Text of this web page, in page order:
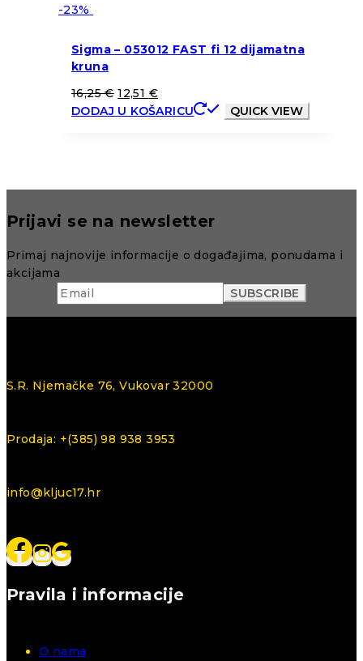
-23%
Sigma – 053012 FAST fi 12 dijamatna
kruna
16,25€ 12,51 €
DODAJ U KOŠARICU
QUICK VIEW
Prijavi se na newsletter
Primaj najnovije informacije o događajima, ponudama i
akcijama
S.R. Njemačke 76, Vukovar 32000
Prodaja: +(385) 98 938 3953
info@kljuc17.hr
Pravila i informacije
O nama